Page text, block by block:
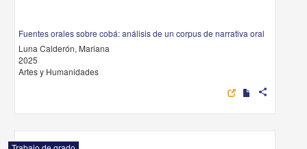
Fuentes orales sobre cobá: análisis de un corpus de narrativa oral
Luna Calderón, Mariana
2025
Artes y Humanidades
share